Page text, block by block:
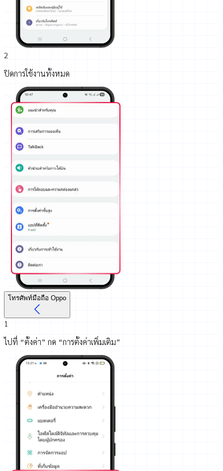
2
ปิดการใช้งานทั้งหมด
โทรศัพท์มือถือ Oppo
1
ไปที่ “ตั้งค่า” กด “การตั้งค่าเพิ่มเติม”